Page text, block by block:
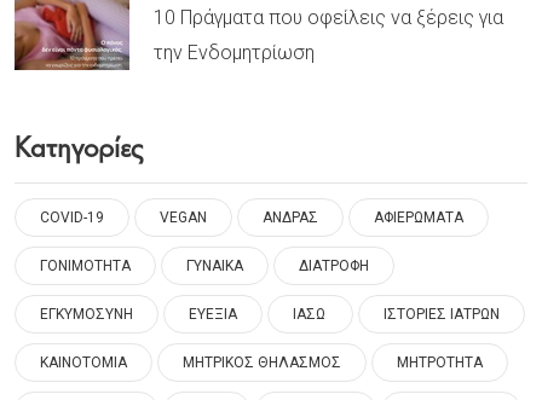
10 Πράγματα που οφείλεις να ξέρεις για
την Ενδομητρίωση
Κατηγορίες
COVID-19 VEGAN ΑΝΔΡΑΣ ΑΦΙΕΡΩΜΑΤΑ
ΓΟΝΙΜΟΤΗΤΑ ΓΥΝΑΙΚΑ ΔΙΑΤΡΟΦΗ
ΕΓΚΥΜΟΣΥΝΗ ΕΥΕΞΙΑ ΙΑΣΩ ΙΣΤΟΡΙΕΣ ΙΑΤΡΩΝ
ΚΑΙΝΟΤΟΜΙΑ ΜΗΤΡΙΚΟΣ ΘΗΛΑΣΜΟΣ ΜΗΤΡΟΤΗΤΑ